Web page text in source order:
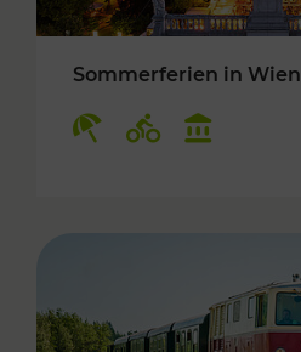
Sommerferien in Wien